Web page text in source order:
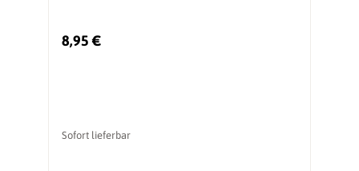
8,95 €
Sofort lieferbar